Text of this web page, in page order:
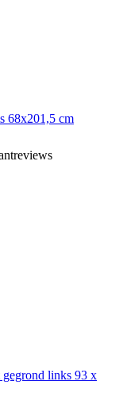
68x201,5 cm
links 93 x